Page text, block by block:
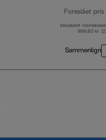
Foreslået pris
Inkluderet
999,80 kr.
Sammenlign